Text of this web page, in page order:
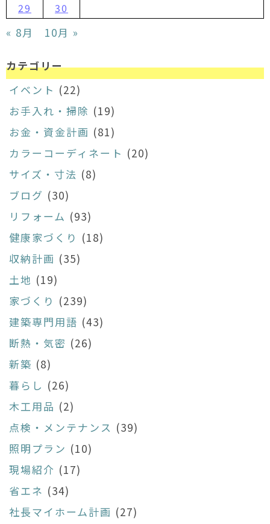
29
30
« 8月 10月 »
カテゴリー
イベント (22)
お手入れ・掃除 (19)
お金・資金計画 (81)
カラーコーディネート (20)
サイズ・寸法 (8)
ブログ (30)
リフォーム (93)
健康家づくり (18)
収納計画 (35)
土地 (19)
家づくり (239)
建築専門用語 (43)
断熱・気密 (26)
新築 (8)
暮らし (26)
木工用品 (2)
点検・メンテナンス (39)
照明プラン (10)
現場紹介 (17)
省エネ (34)
社長マイホーム計画 (27)